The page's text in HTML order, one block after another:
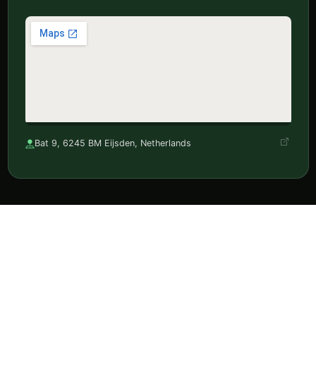
Bat 9, 6245 BM Eijsden, Netherlands